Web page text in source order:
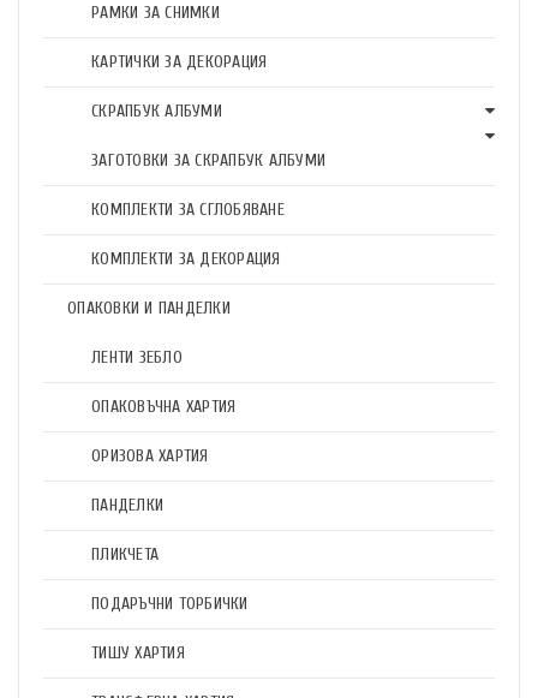
РАМКИ ЗА СНИМКИ
КАРТИЧКИ ЗА ДЕКОРАЦИЯ
СКРАПБУК АЛБУМИ
ЗАГОТОВКИ ЗА СКРАПБУК АЛБУМИ
КОМПЛЕКТИ ЗА СГЛОБЯВАНЕ
КОМПЛЕКТИ ЗА ДЕКОРАЦИЯ
ОПАКОВКИ И ПАНДЕЛКИ
ЛЕНТИ ЗЕБЛО
ОПАКОВЪЧНА ХАРТИЯ
ОРИЗОВА ХАРТИЯ
ПАНДЕЛКИ
ПЛИКЧЕТА
ПОДАРЪЧНИ ТОРБИЧКИ
ТИШУ ХАРТИЯ